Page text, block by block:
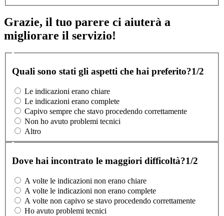
Grazie, il tuo parere ci aiuterà a
migliorare il servizio!
Quali sono stati gli aspetti che hai preferito?1/2
Le indicazioni erano chiare
Le indicazioni erano complete
Capivo sempre che stavo procedendo correttamente
Non ho avuto problemi tecnici
Altro
Dove hai incontrato le maggiori difficoltà?1/2
A volte le indicazioni non erano chiare
A volte le indicazioni non erano complete
A volte non capivo se stavo procedendo correttamente
Ho avuto problemi tecnici